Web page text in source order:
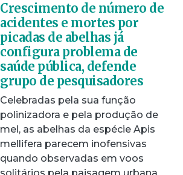
Crescimento de número de
acidentes e mortes por
picadas de abelhas já
configura problema de
saúde pública, defende
grupo de pesquisadores
Celebradas pela sua função
polinizadora e pela produção de
mel, as abelhas da espécie Apis
mellifera parecem inofensivas
quando observadas em voos